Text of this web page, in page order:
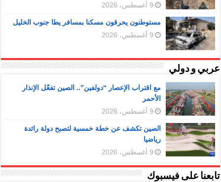
9 أغسطس، 2026
مستوطنون يحرقون مسكنا بمسافر يطا جنوب الخليل
9 أغسطس، 2026
عربي و دولي
مع اقتراب الإعصار “دولفين”.. الصين تفعّل الإنذار
الأحمر
9 أغسطس، 2026
الصين تكشف عن خطة خمسية لتصبح دولة رائدة
رياضيا
9 أغسطس، 2026
تابعنا على فيسبوك